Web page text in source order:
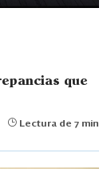
que
Lectura de 7 min